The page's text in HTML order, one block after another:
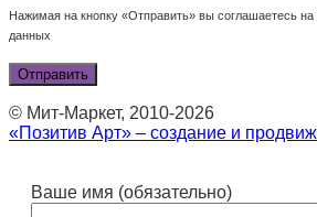
Нажимая на кнопку «Отправить» вы соглашаетесь на
данных
© Мит-Маркет, 2010-2026
«Позитив Арт» – создание и
Ваше имя (обязательно)